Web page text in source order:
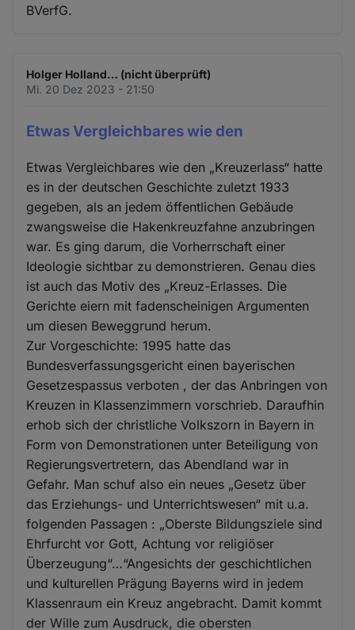
BVerfG.
Holger Holland… (nicht überprüft)
Mi. 20 Dez 2023 - 21:50
Etwas Vergleichbares wie den
Etwas Vergleichbares wie den „Kreuzerlass“ hatte
es in der deutschen Geschichte zuletzt 1933
gegeben, als an jedem öffentlichen Gebäude
zwangsweise die Hakenkreuzfahne anzubringen
war. Es ging darum, die Vorherrschaft einer
Ideologie sichtbar zu demonstrieren. Genau dies
ist auch das Motiv des „Kreuz-Erlasses. Die
Gerichte eiern mit fadenscheinigen Argumenten
um diesen Beweggrund herum.
Zur Vorgeschichte: 1995 hatte das
Bundesverfassungsgericht einen bayerischen
Gesetzespassus verboten , der das Anbringen von
Kreuzen in Klassenzimmern vorschrieb. Daraufhin
erhob sich der christliche Volkszorn in Bayern in
Form von Demonstrationen unter Beteiligung von
Regierungsvertretern, das Abendland war in
Gefahr. Man schuf also ein neues „Gesetz über
das Erziehungs- und Unterrichtswesen“ mit u.a.
folgenden Passagen : „Oberste Bildungsziele sind
Ehrfurcht vor Gott, Achtung vor religiöser
Überzeugung“…“Angesichts der geschichtlichen
und kulturellen Prägung Bayerns wird in jedem
Klassenraum ein Kreuz angebracht. Damit kommt
der Wille zum Ausdruck, die obersten